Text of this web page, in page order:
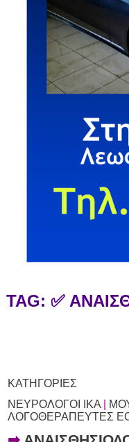
TAG: ✅
ΚΑΤΗΓΟΡΙΕΣ
ΝΕΥΡΟΛΟΓΟΙ ΙΚΑ
ΛΟΓΟΘΕΡΑΠΕΥΤΕΣ